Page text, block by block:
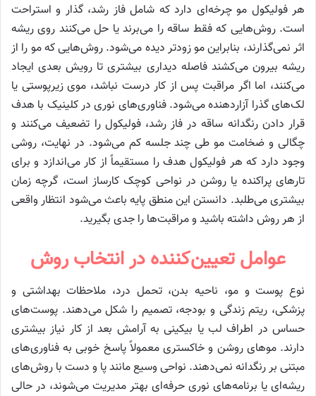
هر فولیکول مو چرخه‌ای دارد که شامل فاز رشد، گذار و استراحت
است. روش‌هایی که فقط ساقه را می‌برند یا حل می‌کنند روی ریشه
اثر نمی‌گذارند، بنابراین مو زودتر دیده می‌شود. روش‌هایی که مو را از
ریشه بیرون می‌کشند فاصله دیداری بیشتری تا رویش بعدی ایجاد
می‌کنند، اما اگر مراقبت پس از کار درست نباشد، موی زیرپوستی یا
لک‌های گذرا آزاردهنده می‌شود. فناوری‌های نوری در کلینیک با هدف
قرار دادن رنگدانه ساقه در فاز رشد، فولیکول را تضعیف می‌کنند و
چگالی و ضخامت مو طی چند جلسه کم می‌شود. در نهایت، روشی
وجود دارد که هر فولیکول هدف را مستقیماً از کار می‌اندازد و برای
تارهای پراکنده یا روشن در نواحی کوچک کارساز است، گرچه زمان
بیشتری می‌طلبد. دانستن این منطق پایه باعث می‌شود انتظار واقعی
از هر روش داشته باشید و مراقبت‌ها را جدی بگیرید.
عوامل تعیین‌کننده در انتخاب روش
نوع پوست و مو، ناحیه بدن، تحمل درد، ملاحظات بهداشتی و
پزشکی، ریتم زندگی و بودجه، تصمیم را شکل می‌دهند. پوست‌های
حساس در اطراف لب یا بیکینی به آرامش بعد از کار نیاز بیشتری
دارند. موهای روشن و خاکستری معمولاً پاسخ خوبی به فناوری‌های
مبتنی بر رنگدانه نمی‌دهند. نواحی وسیع مانند پا و دست با روش‌های
ریشه‌ای یا برنامه‌های نوری حرفه‌ای بهتر مدیریت می‌شوند، در حالی